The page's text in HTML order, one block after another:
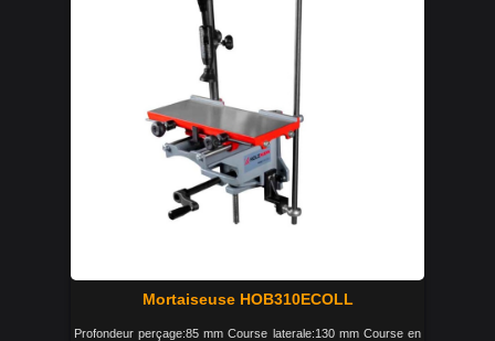
Mortaiseuse HOB310ECOLL
Profondeur perçage:85 mm Course laterale:130 mm Course en